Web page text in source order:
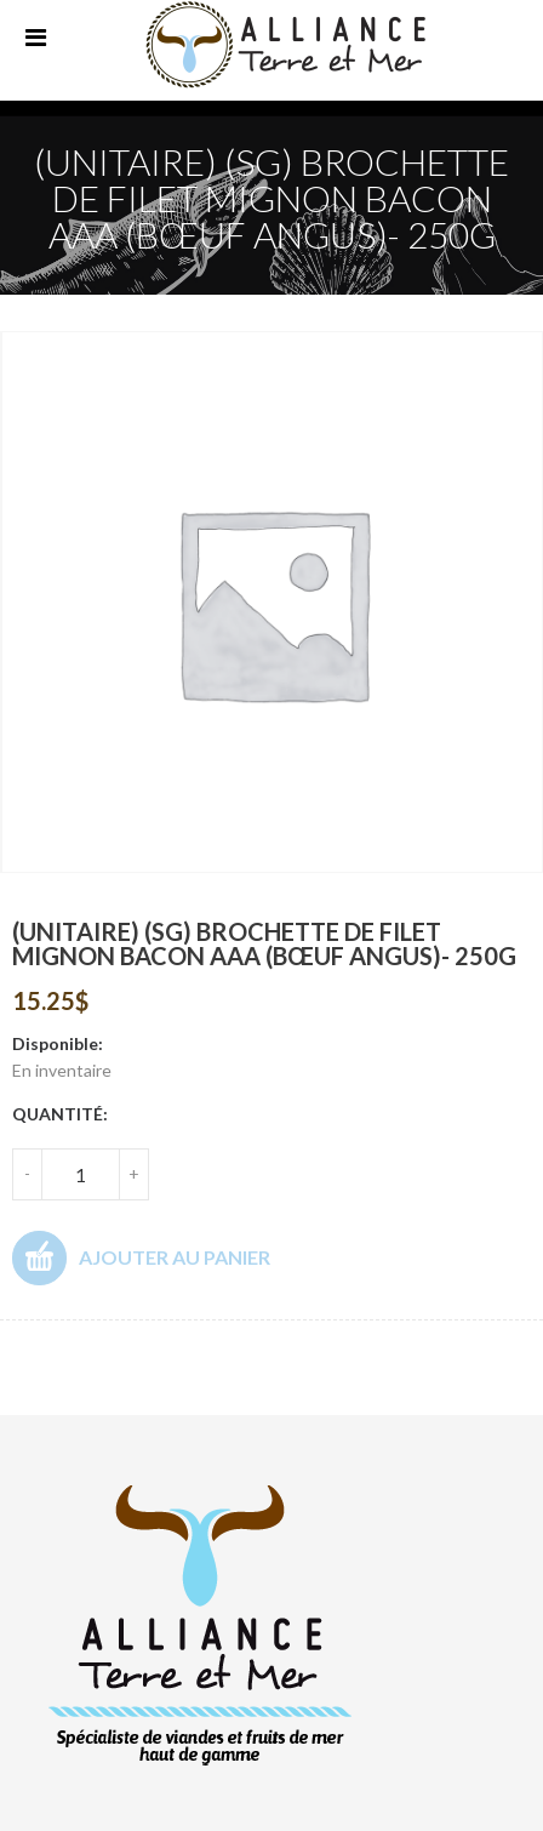
(UNITAIRE) (SG) BROCHETTE
DE FILET MIGNON BACON
AAA (BŒUF ANGUS)- 250G
(UNITAIRE) (SG) BROCHETTE DE FILET
MIGNON BACON AAA (BŒUF ANGUS)- 250G
15.25$
Disponible:
En inventaire
QUANTITÉ:
- +
AJOUTER AU PANIER